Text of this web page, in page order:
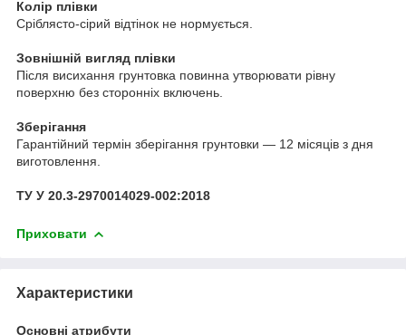
Колір плівки
Сріблясто-сірий відтінок не нормується.
Зовнішній вигляд плівки
Після висихання грунтовка повинна утворювати рівну
поверхню без сторонніх включень.
Зберігання
Гарантійний термін зберігання грунтовки — 12 місяців з дня
виготовлення.
ТУ У 20.3-2970014029-002:2018
Приховати
Характеристики
Основні атрибути